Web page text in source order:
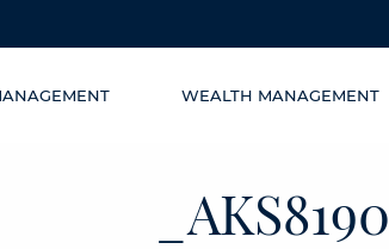
WEALTH MANAGEMENT
_AKS8190